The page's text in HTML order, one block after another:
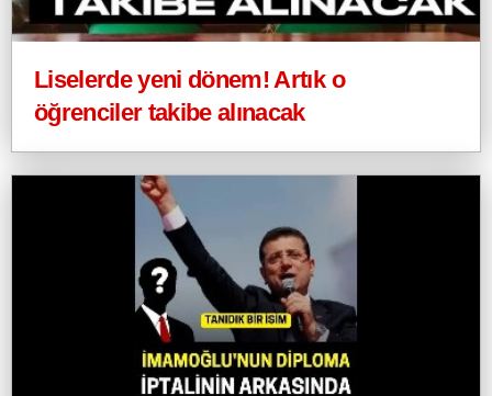
Liselerde yeni dönem! Artık o
öğrenciler takibe alınacak